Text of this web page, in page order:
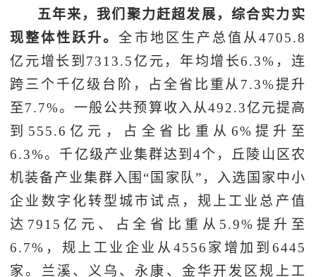
五年来，我们聚力赶超发展，综合实力实
现整体性跃升。全市地区生产总值从4705.8
亿元增长到7313.5亿元，年均增长6.3%，连
跨三个千亿级台阶，占全省比重从7.3%提升
至7.7%。一般公共预算收入从492.3亿元提高
到555.6亿元，占全省比重从6%提升至
6.3%。千亿级产业集群达到4个，丘陵山区农
机装备产业集群入围“国家队”，入选国家中小
企业数字化转型城市试点，规上工业总产值
达7915亿元、占全省比重从5.9%提升至
6.7%，规上工业企业从4556家增加到6445
家。兰溪、义乌、永康、金华开发区规上工